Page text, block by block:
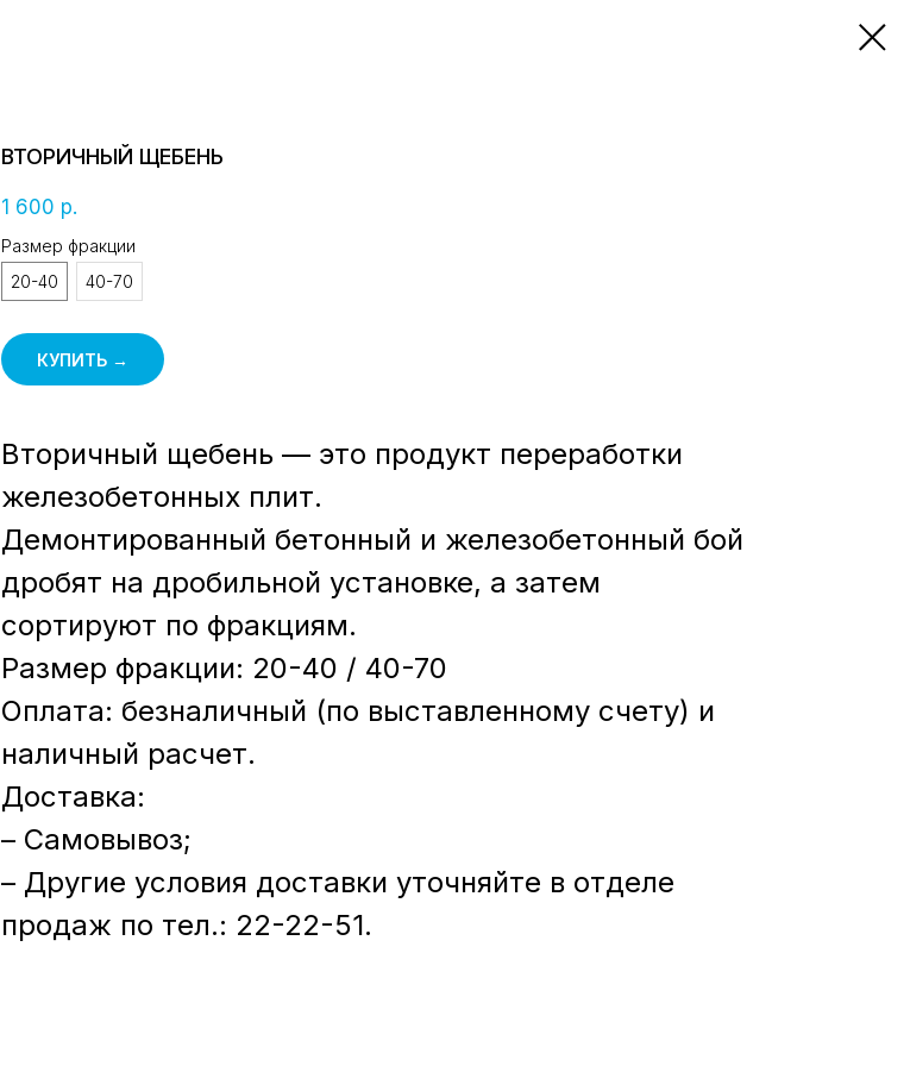
ВТОРИЧНЫЙ ЩЕБЕНЬ
1 600 р.
Размер фракции
20-40
40-70
КУПИТЬ →
Вторичный щебень — это продукт переработки
железобетонных плит.
Демонтированный бетонный и железобетонный бой
дробят на дробильной установке, а затем
сортируют по фракциям.
Размер фракции: 20-40 / 40-70
Оплата: безналичный (по выставленному счету) и
наличный расчет.
Доставка:
– Самовывоз;
– Другие условия доставки уточняйте в отделе
продаж по тел.: 22-22-51.